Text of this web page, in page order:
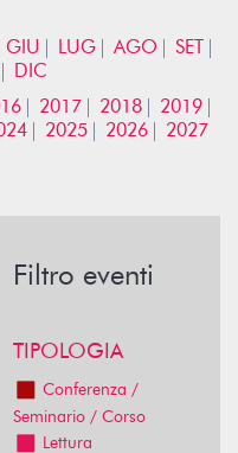
GIU LUG AGO
SET
DIC
2017 2018
2019
2025 2026 2027
Filtro eventi
TIPOLOGIA
Conferenza /
Seminario / Corso
Lettura